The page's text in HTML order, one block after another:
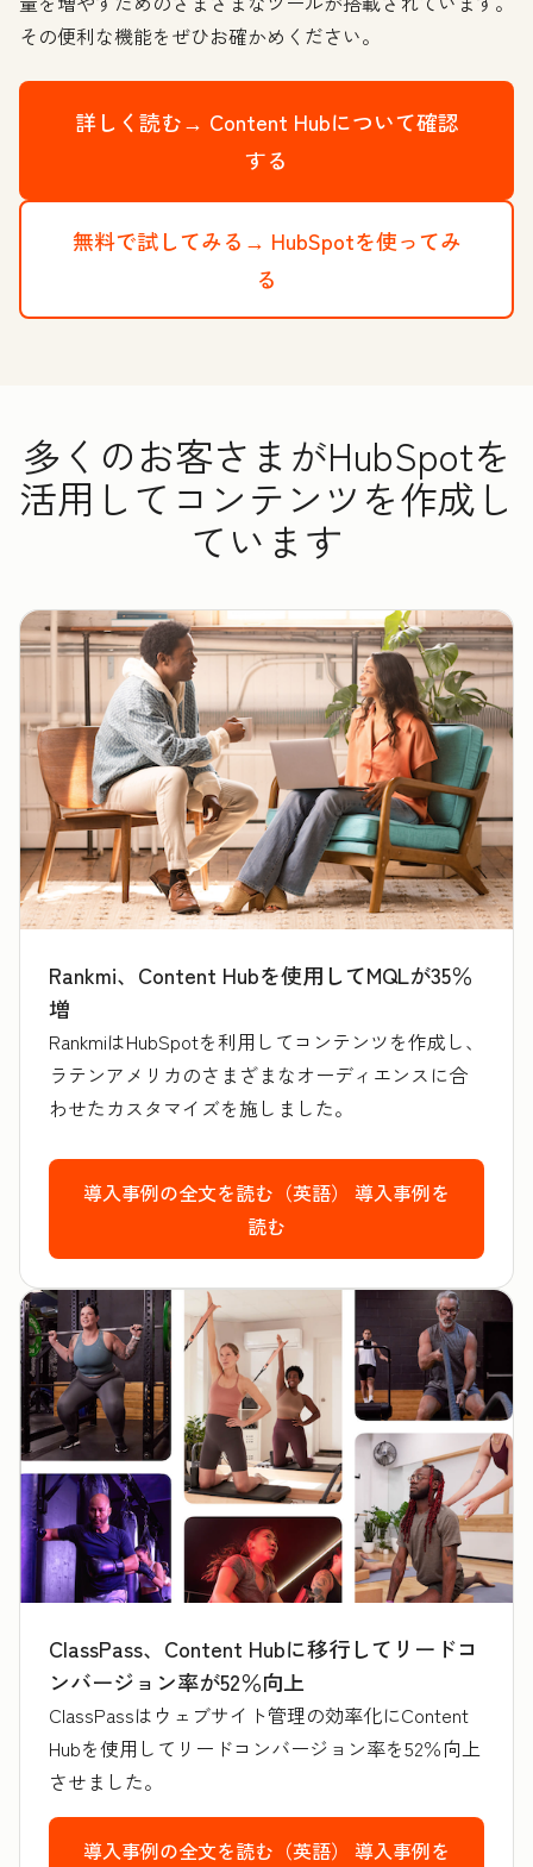
その便利な機能をぜひお確かめください。
詳しく読む→ Content Hubについて確認
する
無料で試してみる→ HubSpotを使ってみ
る
多くのお客さまがHubSpotを
活用してコンテンツを作成し
ています
Rankmi、Content Hubを使用してMQLが35％
増
RankmiはHubSpotを利用してコンテンツを作成し、
ラテンアメリカのさまざまなオーディエンスに合
わせたカスタマイズを施しました。
導入事例の全文を読む（英語） 導入事例を
読む
ClassPass、Content Hubに移行してリードコ
ンバージョン率が52％向上
ClassPassはウェブサイト管理の効率化にContent
Hubを使用してリードコンバージョン率を52％向上
させました。
導入事例の全文を読む（英語） 導入事例を